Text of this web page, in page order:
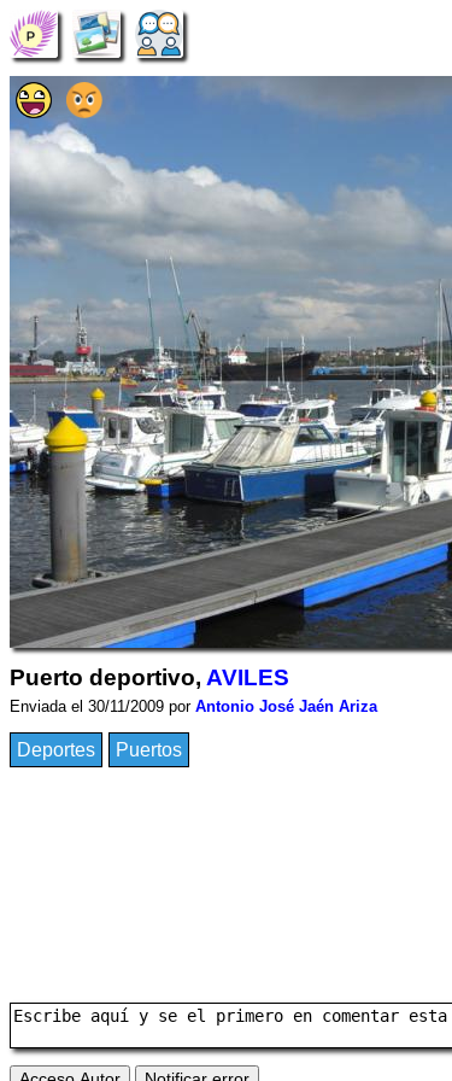
Puerto deportivo, AVILES
Enviada el 30/11/2009 por Antonio José Jaén Ariza
Deportes Puertos